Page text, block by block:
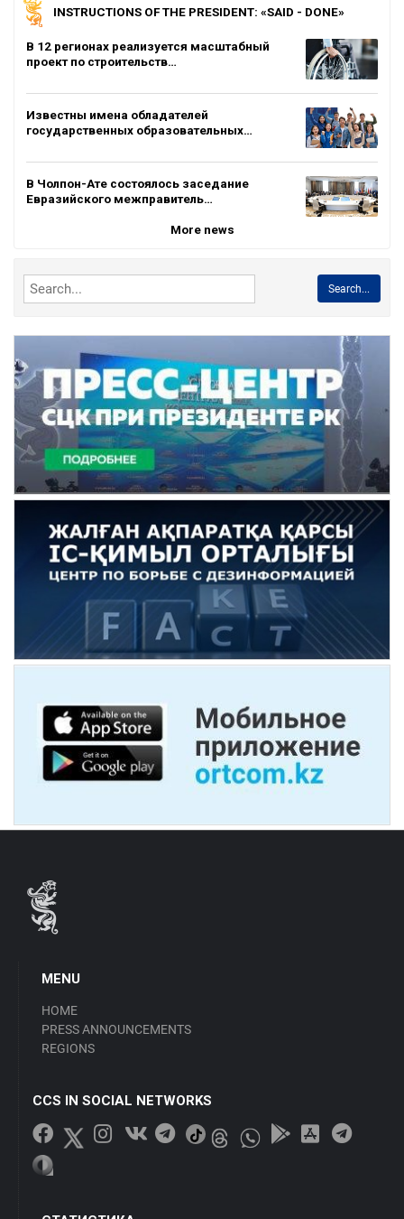
INSTRUCTIONS OF THE PRESIDENT: «SAID - DONE»
В 12 регионах реализуется масштабный
проект по строительств…
Известны имена обладателей
государственных образовательных…
В Чолпон-Ате состоялось заседание
Евразийского межправитель…
More news
Search...
MENU
HOME
PRESS ANNOUNCEMENTS
REGIONS
CCS IN SOCIAL NETWORKS